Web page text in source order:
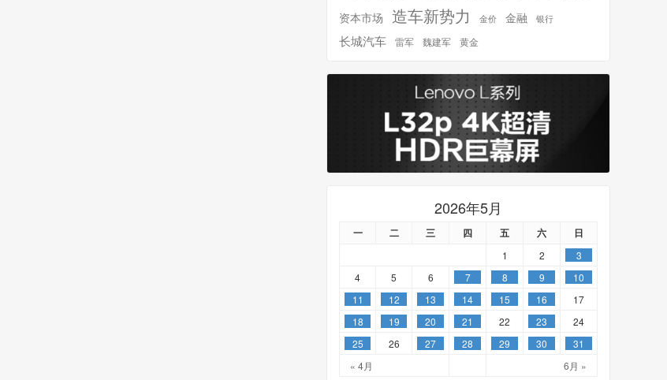
资本市场 造车新势力 金价 金融 银行
长城汽车 雷军 魏建军 黄金
2026年5月
一 二 三 四 五 六 日
« 4月 6月 »
1 2
3
4
5 6 7 8 9
10
11
12 13 14 15 16
17
18
19 20 21 22 23
24
25
26 27 28 29 30 31